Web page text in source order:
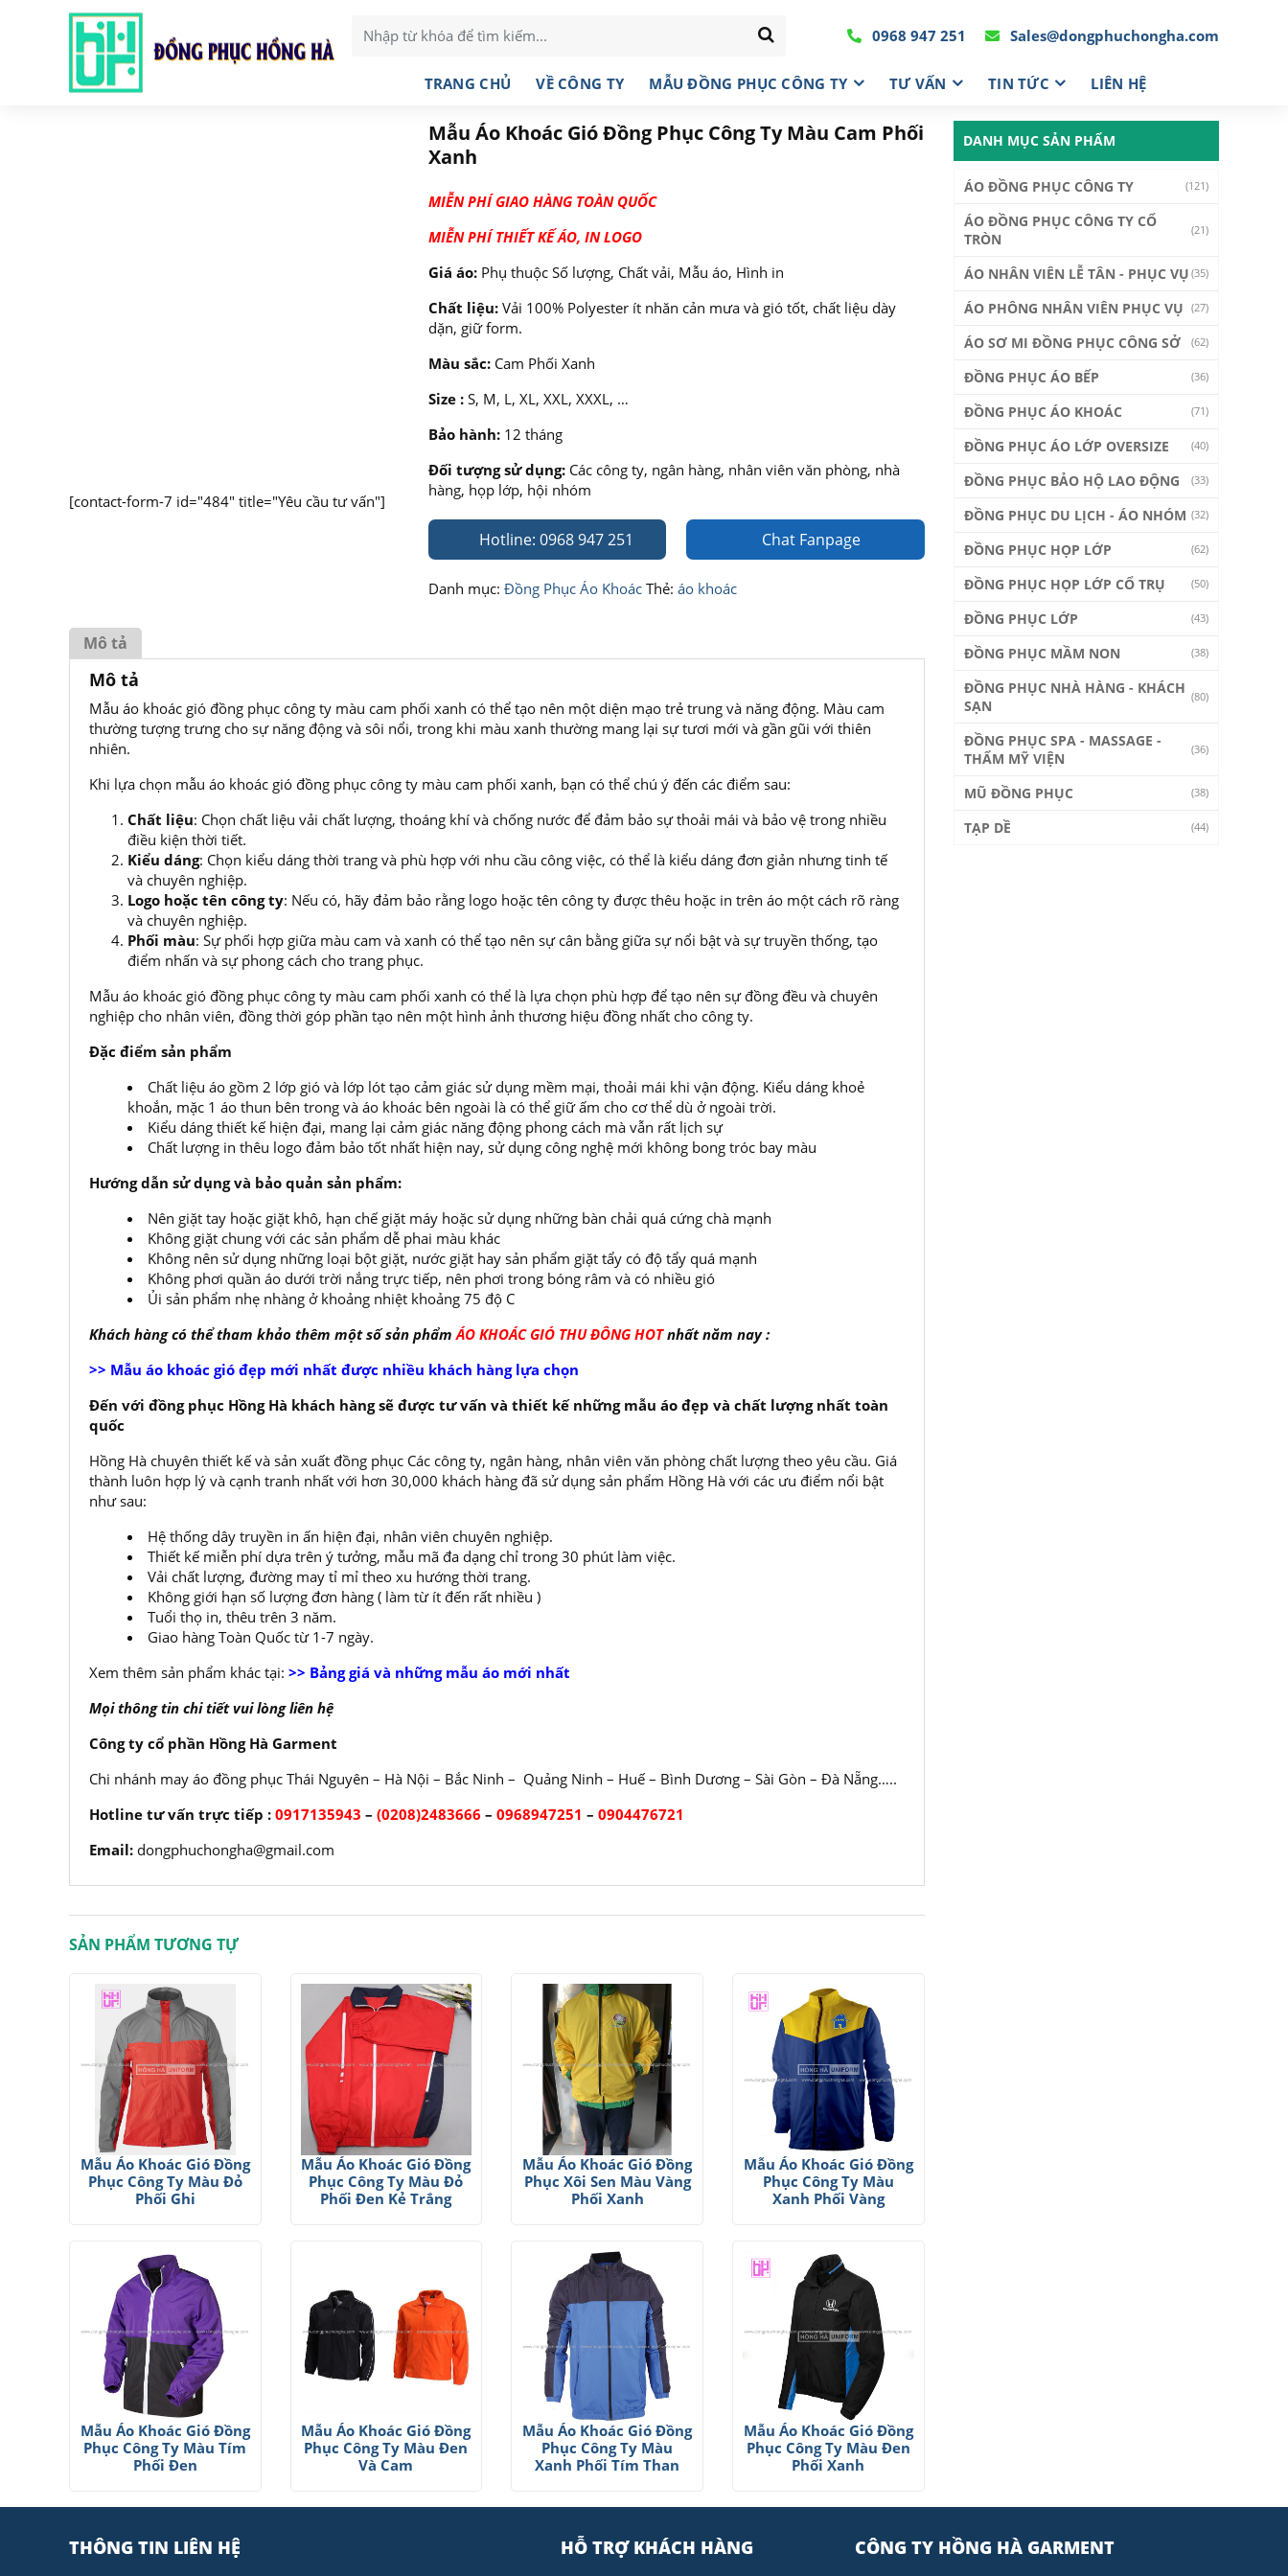
0968 947 251 Sales@dongphuchongha.com
TRANG CHỦ VỀ CÔNG TY MẪU ĐỒNG PHỤC CÔNG TY TƯ VẤN TIN TỨC LIÊN HỆ
[contact-form-7 id="484" title="Yêu cầu tư vấn"]
Mẫu Áo Khoác Gió Đồng Phục Công Ty Màu Cam Phối
Xanh
MIỄN PHÍ GIAO HÀNG TOÀN QUỐC
MIỄN PHÍ THIẾT KẾ ÁO, IN LOGO
Giá áo:Phụ thuộc Số lượng, Chất vải, Mẫu áo, Hình in
Chất liệu:Vải 100% Polyester ít nhăn cản mưa và gió tốt, chất liệu dày
dặn, giữ form.
Màu sắc:Cam Phối Xanh
Size :S, M, L, XL, XXL, XXXL, …
Bảo hành:12 tháng
Đối tượng sử dụng:Các công ty, ngân hàng, nhân viên văn phòng, nhà
hàng, họp lớp, hội nhóm
Hotline: 0968 947 251 Chat Fanpage
Danh mục: Đồng Phục Áo Khoác Thẻ: áo khoác
Mô tả
Mô tả
Mẫu áo khoác gió đồng phục công ty màu cam phối xanh có thể tạo nên một diện mạo trẻ trung và năng động. Màu cam
thường tượng trưng cho sự năng động và sôi nổi, trong khi màu xanh thường mang lại sự tươi mới và gần gũi với thiên
nhiên.
Khi lựa chọn mẫu áo khoác gió đồng phục công ty màu cam phối xanh, bạn có thể chú ý đến các điểm sau:
Chất liệu: Chọn chất liệu vải chất lượng, thoáng khí và chống nước để đảm bảo sự thoải mái và bảo vệ trong nhiều
điều kiện thời tiết.
Kiểu dáng: Chọn kiểu dáng thời trang và phù hợp với nhu cầu công việc, có thể là kiểu dáng đơn giản nhưng tinh tế
và chuyên nghiệp.
Logo hoặc tên công ty: Nếu có, hãy đảm bảo rằng logo hoặc tên công ty được thêu hoặc in trên áo một cách rõ ràng
và chuyên nghiệp.
Phối màu: Sự phối hợp giữa màu cam và xanh có thể tạo nên sự cân bằng giữa sự nổi bật và sự truyền thống, tạo
điểm nhấn và sự phong cách cho trang phục.
Mẫu áo khoác gió đồng phục công ty màu cam phối xanh có thể là lựa chọn phù hợp để tạo nên sự đồng đều và chuyên
nghiệp cho nhân viên, đồng thời góp phần tạo nên một hình ảnh thương hiệu đồng nhất cho công ty.
Đặc điểm sản phẩm
Chất liệu áo gồm 2 lớp gió và lớp lót tạo cảm giác sử dụng mềm mại, thoải mái khi vận động. Kiểu dáng khoẻ
khoắn, mặc 1 áo thun bên trong và áo khoác bên ngoài là có thể giữ ấm cho cơ thể dù ở ngoài trời.
Kiểu dáng thiết kế hiện đại, mang lại cảm giác năng động phong cách mà vẫn rất lịch sự
Chất lượng in thêu logo đảm bảo tốt nhất hiện nay, sử dụng công nghệ mới không bong tróc bay màu
Hướng dẫn sử dụng và bảo quản sản phẩm:
Nên giặt tay hoặc giặt khô, hạn chế giặt máy hoặc sử dụng những bàn chải quá cứng chà mạnh
Không giặt chung với các sản phẩm dễ phai màu khác
Không nên sử dụng những loại bột giặt, nước giặt hay sản phẩm giặt tẩy có độ tẩy quá mạnh
Không phơi quần áo dưới trời nắng trực tiếp, nên phơi trong bóng râm và có nhiều gió
Ủi sản phẩm nhẹ nhàng ở khoảng nhiệt khoảng 75 độ C
Khách hàng có thể tham khảo thêm một số sản phẩmÁO KHOÁC GIÓ THU ĐÔNG HOTnhất năm nay :
>> Mẫu áo khoác gió đẹp mới nhất được nhiều khách hàng lựa chọn
Đến với đồng phục Hồng Hà khách hàng sẽ được tư vấn và thiết kế những mẫu áo đẹp và chất lượng nhất toàn
quốc
Hồng Hà chuyên thiết kế và sản xuất đồng phục Các công ty, ngân hàng, nhân viên văn phòng chất lượng theo yêu cầu. Giá
thành luôn hợp lý và cạnh tranh nhất với hơn 30,000 khách hàng đã sử dụng sản phẩm Hồng Hà với các ưu điểm nổi bật
như sau:
Hệ thống dây truyền in ấn hiện đại, nhân viên chuyên nghiệp.
Thiết kế miễn phí dựa trên ý tưởng, mẫu mã đa dạng chỉ trong 30 phút làm việc.
Vải chất lượng, đường may tỉ mỉ theo xu hướng thời trang.
Không giới hạn số lượng đơn hàng ( làm từ ít đến rất nhiều )
Tuổi thọ in, thêu trên 3 năm.
Giao hàng Toàn Quốc từ 1-7 ngày.
Xem thêm sản phẩm khác tại: >> Bảng giá và những mẫu áo mới nhất
Mọi thông tin chi tiết vui lòng liên hệ
Công ty cổ phần Hồng Hà Garment
Chi nhánh may áo đồng phục Thái Nguyên – Hà Nội – Bắc Ninh – Quảng Ninh – Huế – Bình Dương – Sài Gòn – Đà Nẵng…..
Hotline tư vấn trực tiếp : 0917135943 – (0208)2483666 – 0968947251 – 0904476721
Email: dongphuchongha@gmail.com
SẢN PHẨM TƯƠNG TỰ
Mẫu Áo Khoác Gió Đồng
Phục Công Ty Màu Đỏ
Phối Ghi
Mẫu Áo Khoác Gió Đồng
Phục Công Ty Màu Đỏ
Phối Đen Kẻ Trắng
Mẫu Áo Khoác Gió Đồng
Phục Xôi Sen Màu Vàng
Phối Xanh
Mẫu Áo Khoác Gió Đồng
Phục Công Ty Màu
Xanh Phối Vàng
Mẫu Áo Khoác Gió Đồng
Phục Công Ty Màu Tím
Phối Đen
Mẫu Áo Khoác Gió Đồng
Phục Công Ty Màu Đen
Và Cam
Mẫu Áo Khoác Gió Đồng
Phục Công Ty Màu
Xanh Phối Tím Than
Mẫu Áo Khoác Gió Đồng
Phục Công Ty Màu Đen
Phối Xanh
DANH MỤC SẢN PHẨM
ÁO ĐỒNG PHỤC CÔNG TY (121)
ÁO ĐỒNG PHỤC CÔNG TY CỔ
TRÒN
(21)
ÁO NHÂN VIÊN LỄ TÂN - PHỤC VỤ (35)
ÁO PHÔNG NHÂN VIÊN PHỤC VỤ (27)
ÁO SƠ MI ĐỒNG PHỤC CÔNG SỞ (62)
ĐỒNG PHỤC ÁO BẾP (36)
ĐỒNG PHỤC ÁO KHOÁC (71)
ĐỒNG PHỤC ÁO LỚP OVERSIZE (40)
ĐỒNG PHỤC BẢO HỘ LAO ĐỘNG (33)
ĐỒNG PHỤC DU LỊCH - ÁO NHÓM (32)
ĐỒNG PHỤC HỌP LỚP (62)
ĐỒNG PHỤC HỌP LỚP CỔ TRỤ (50)
ĐỒNG PHỤC LỚP (43)
ĐỒNG PHỤC MẦM NON (38)
ĐỒNG PHỤC NHÀ HÀNG - KHÁCH
SẠN
(80)
ĐỒNG PHỤC SPA - MASSAGE -
THẨM MỸ VIỆN
(36)
MŨ ĐỒNG PHỤC (38)
TẠP DỀ (44)
THÔNG TIN LIÊN HỆ HỖ TRỢ KHÁCH HÀNG CÔNG TY HỒNG HÀ GARMENT